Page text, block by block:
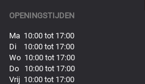
OPENINGSTIJDEN
Ma 10:00 tot 17:00
Di 10:00 tot 17:00
Wo 10:00 tot 17:00
Do 10:00 tot 17:00
Vrij 10:00 tot 17:00